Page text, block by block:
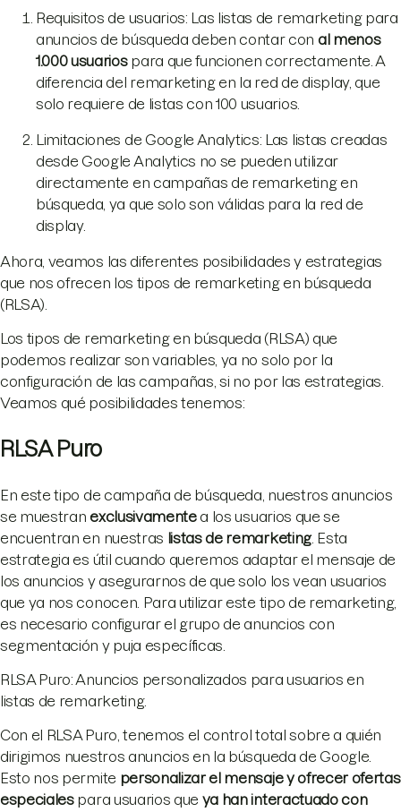
Requisitos de usuarios: Las listas de remarketing para
anuncios de búsqueda deben contar con al menos
1.000 usuariospara que funcionen correctamente. A
diferencia del remarketing en la red de display, que
solo requiere de listas con 100 usuarios.
Limitaciones de Google Analytics: Las listas creadas
desde Google Analytics no se pueden utilizar
directamente en campañas de remarketing en
búsqueda, ya que solo son válidas para la red de
display.
Ahora, veamos las diferentes posibilidades y estrategias
que nos ofrecen los tipos de remarketing en búsqueda
(RLSA).
Los tipos de remarketing en búsqueda (RLSA) que
podemos realizar son variables, ya no solo por la
configuración de las campañas, si no por las estrategias.
Veamos qué posibilidades tenemos:
RLSA Puro
En este tipo de campaña de búsqueda, nuestros anuncios
se muestran exclusivamentea los usuarios que se
encuentran en nuestras listas de remarketing. Esta
estrategia es útil cuando queremos adaptar el mensaje de
los anuncios y asegurarnos de que solo los vean usuarios
que ya nos conocen. Para utilizar este tipo de remarketing,
es necesario configurar el grupo de anuncios con
segmentación y puja específicas.
RLSA Puro: Anuncios personalizados para usuarios en
listas de remarketing.
Con el RLSA Puro, tenemos el control total sobre a quién
dirigimos nuestros anuncios en la búsqueda de Google.
Esto nos permite personalizar el mensaje y ofrecer ofertas
especialespara usuarios que ya han interactuado con